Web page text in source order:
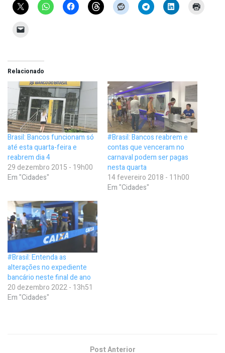
Relacionado
Brasil: Bancos funcionam só
até esta quarta-feira e
reabrem dia 4
29 dezembro 2015 - 19h00
Em "Cidades"
#Brasil: Bancos reabrem e
contas que venceram no
carnaval podem ser pagas
nesta quarta
14 fevereiro 2018 - 11h00
Em "Cidades"
#Brasil: Entenda as
alterações no expediente
bancário neste final de ano
20 dezembro 2022 - 13h51
Em "Cidades"
Post Anterior